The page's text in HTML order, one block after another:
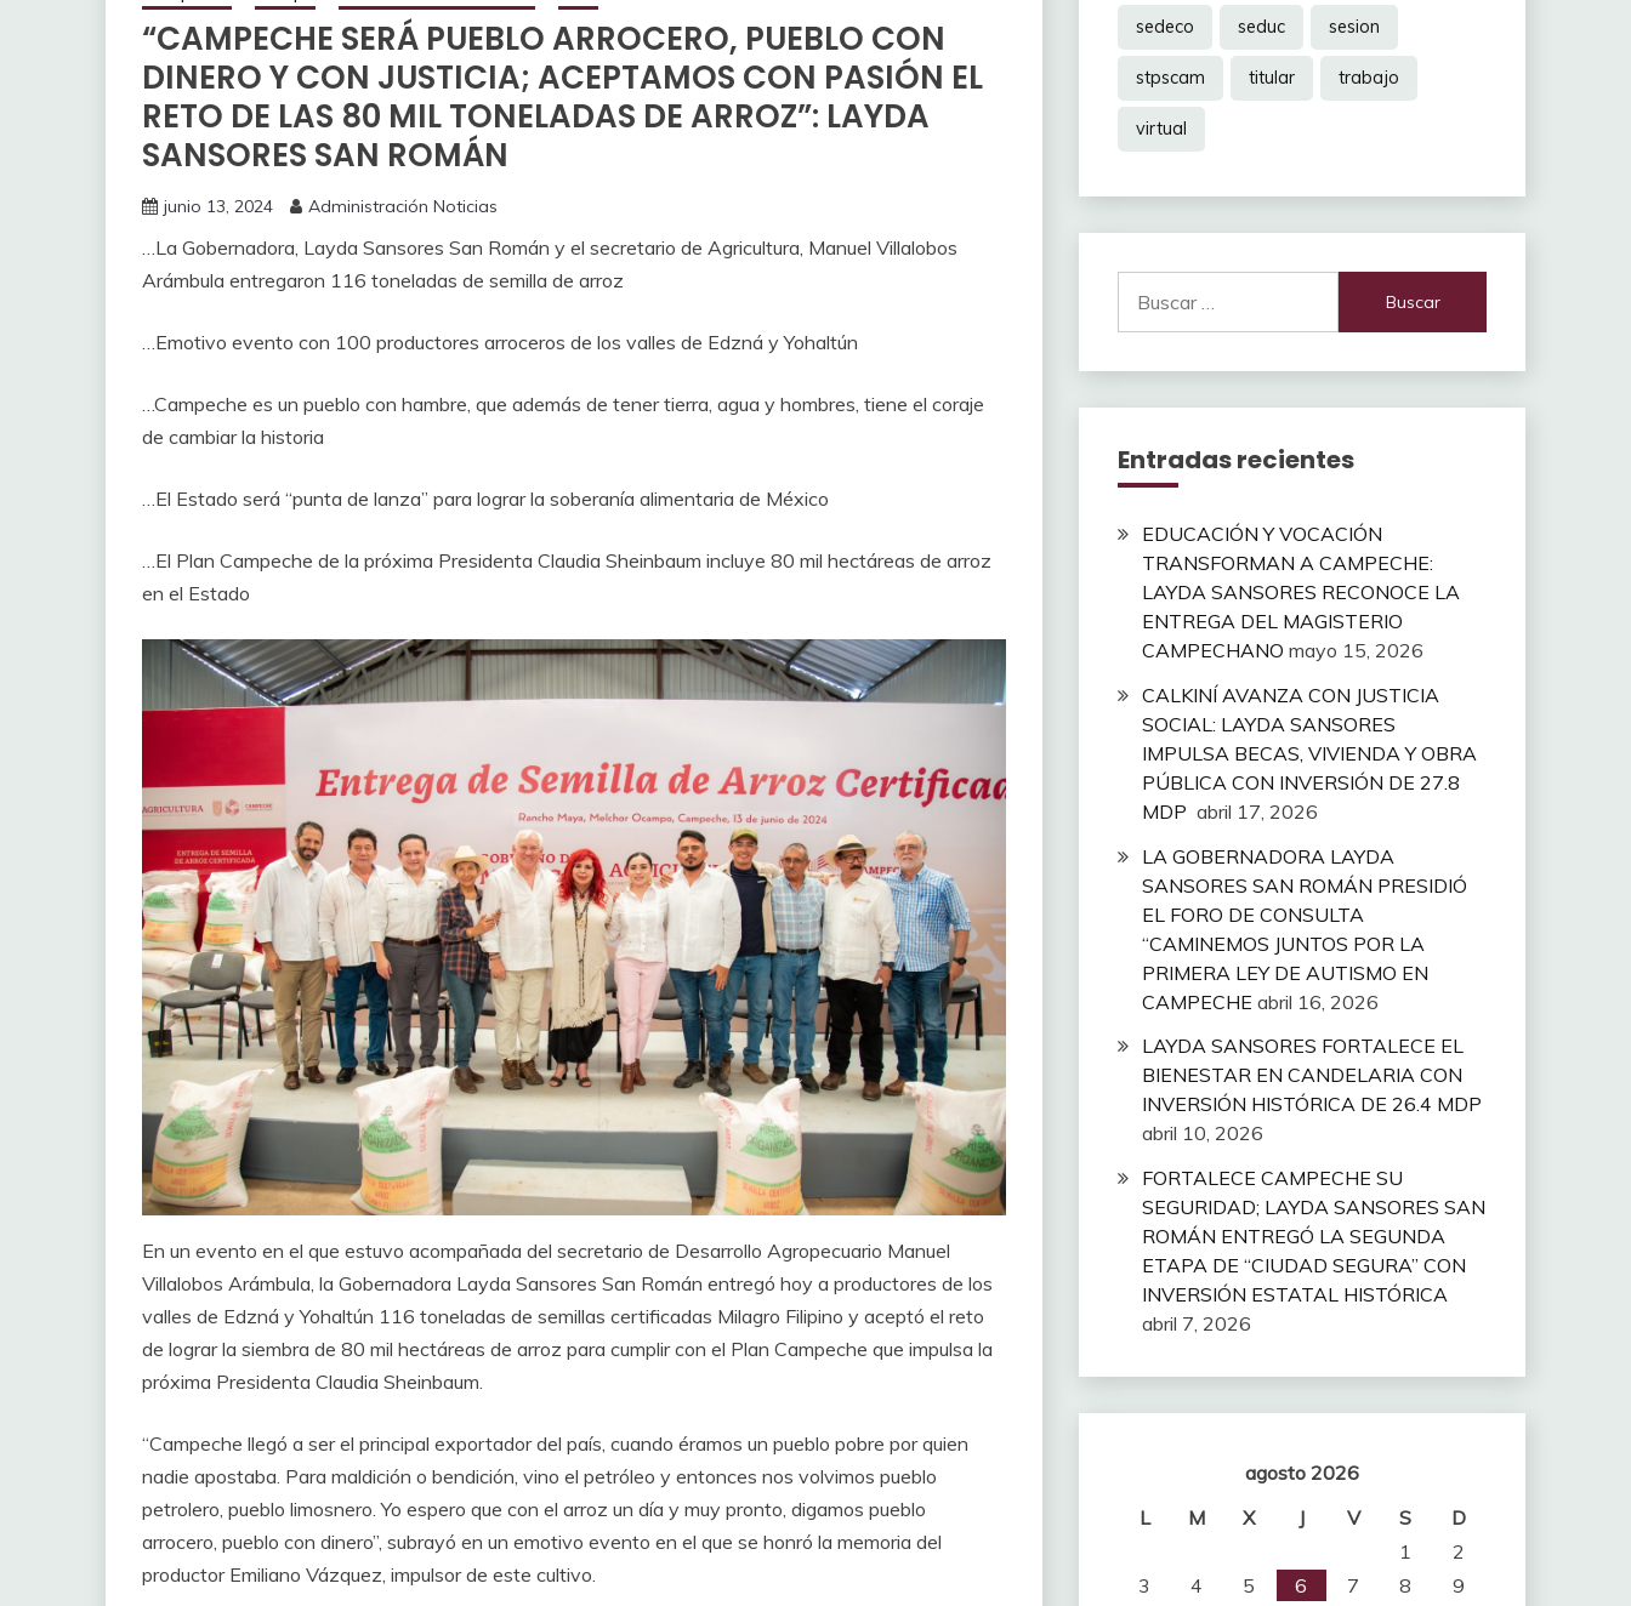
“CAMPECHE SERÁ PUEBLO ARROCERO, PUEBLO CON
DINERO Y CON JUSTICIA; ACEPTAMOS CON PASIÓN EL
RETO DE LAS 80 MIL TONELADAS DE ARROZ”: LAYDA
SANSORES SAN ROMÁN
junio 13, 2024 Administración Noticias
…La Gobernadora, Layda Sansores San Román y el secretario de Agricultura, Manuel Villalobos
Arámbula entregaron 116 toneladas de semilla de arroz
…Emotivo evento con 100 productores arroceros de los valles de Edzná y Yohaltún
…Campeche es un pueblo con hambre, que además de tener tierra, agua y hombres, tiene el coraje
de cambiar la historia
…El Estado será “punta de lanza” para lograr la soberanía alimentaria de México
…El Plan Campeche de la próxima Presidenta Claudia Sheinbaum incluye 80 mil hectáreas de arroz
en el Estado
En un evento en el que estuvo acompañada del secretario de Desarrollo Agropecuario Manuel
Villalobos Arámbula, la Gobernadora Layda Sansores San Román entregó hoy a productores de los
valles de Edzná y Yohaltún 116 toneladas de semillas certificadas Milagro Filipino y aceptó el reto
de lograr la siembra de 80 mil hectáreas de arroz para cumplir con el Plan Campeche que impulsa la
próxima Presidenta Claudia Sheinbaum.
“Campeche llegó a ser el principal exportador del país, cuando éramos un pueblo pobre por quien
nadie apostaba. Para maldición o bendición, vino el petróleo y entonces nos volvimos pueblo
petrolero, pueblo limosnero. Yo espero que con el arroz un día y muy pronto, digamos pueblo
arrocero, pueblo con dinero”, subrayó en un emotivo evento en el que se honró la memoria del
productor Emiliano Vázquez, impulsor de este cultivo.
sedeco seduc sesion
stpscam titular trabajo
virtual
Entradas recientes
EDUCACIÓN Y VOCACIÓN
TRANSFORMAN A CAMPECHE:
LAYDA SANSORES RECONOCE LA
ENTREGA DEL MAGISTERIO
CAMPECHANO mayo 15, 2026
CALKINÍ AVANZA CON JUSTICIA
SOCIAL: LAYDA SANSORES
IMPULSA BECAS, VIVIENDA Y OBRA
PÚBLICA CON INVERSIÓN DE 27.8
MDP abril 17, 2026
LA GOBERNADORA LAYDA
SANSORES SAN ROMÁN PRESIDIÓ
EL FORO DE CONSULTA
“CAMINEMOS JUNTOS POR LA
PRIMERA LEY DE AUTISMO EN
CAMPECHE abril 16, 2026
LAYDA SANSORES FORTALECE EL
BIENESTAR EN CANDELARIA CON
INVERSIÓN HISTÓRICA DE 26.4 MDP
abril 10, 2026
FORTALECE CAMPECHE SU
SEGURIDAD; LAYDA SANSORES SAN
ROMÁN ENTREGÓ LA SEGUNDA
ETAPA DE “CIUDAD SEGURA” CON
INVERSIÓN ESTATAL HISTÓRICA
abril 7, 2026
agosto 2026
L
M X J V S
D
1
2
3
4 5 6 7 8
9